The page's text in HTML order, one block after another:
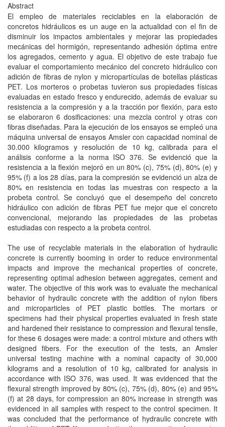
Abstract
El empleo de materiales reciclables en la elaboración de
concretos hidráulicos es un auge en la actualidad con el fin de
disminuir los impactos ambientales y mejorar las propiedades
mecánicas del hormigón, representando adhesión óptima entre
los agregados, cemento y agua. El objetivo de este trabajo fue
evaluar el comportamiento mecánico del concreto hidráulico con
adición de fibras de nylon y micropartículas de botellas plásticas
PET. Los morteros o probetas tuvieron sus propiedades físicas
evaluadas en estado fresco y endurecido, además de evaluar su
resistencia a la compresión y a la tracción por flexión, para esto
se elaboraron 6 dosificaciones: una mezcla control y otras con
fibras diseñadas. Para la ejecución de los ensayos se empleó una
máquina universal de ensayos Amsler con capacidad nominal de
30.000 kilogramos y resolución de 10 kg, calibrada para el
análisis conforme a la norma ISO 376. Se evidenció que la
resistencia a la flexión mejoró en un 80% (c), 75% (d), 80% (e) y
95% (f) a los 28 días, para la compresión se evidenció un alza de
80% en resistencia en todas las muestras con respecto a la
probeta control. Se concluyó que el desempeño del concreto
hidráulico con adición de fibras PET fue mejor que el concreto
convencional, mejorando las propiedades de las probetas
estudiadas con respecto a la probeta control.
The use of recyclable materials in the elaboration of hydraulic
concrete is currently booming in order to reduce environmental
impacts and improve the mechanical properties of concrete,
representing optimal adhesion between aggregates, cement and
water. The objective of this work was to evaluate the mechanical
behavior of hydraulic concrete with the addition of nylon fibers
and microparticles of PET plastic bottles. The mortars or
specimens had their physical properties evaluated in fresh state
and hardened their resistance to compression and flexural tensile,
for these 6 dosages were made: a control mixture and others with
designed fibers. For the execution of the tests, an Amsler
universal testing machine with a nominal capacity of 30,000
kilograms and a resolution of 10 kg, calibrated for analysis in
accordance with ISO 376, was used. It was evidenced that the
flexural strength improved by 80% (c), 75% (d), 80% (e) and 95%
(f) at 28 days, for compression an 80% increase in strength was
evidenced in all samples with respect to the control specimen. It
was concluded that the performance of hydraulic concrete with